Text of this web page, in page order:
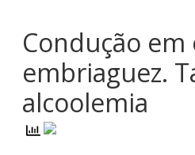
Relação
de
Coimbra
Condução em
embriaguez.
alcoolemia